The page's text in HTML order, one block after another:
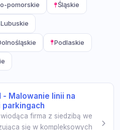
pomorskie Śląskie
Lubuskie
Podlaskie
- Malowanie linii na
parkingach
firma z siedzibą we
się w kompleksowych